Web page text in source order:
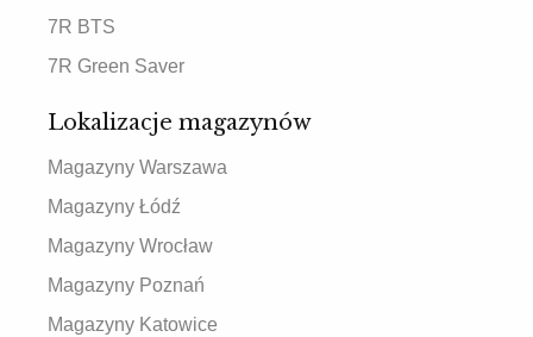
7R BTS
7R Green Saver
Lokalizacje magazynów
Magazyny Warszawa
Magazyny Łódź
Magazyny Wrocław
Magazyny Poznań
Magazyny Katowice